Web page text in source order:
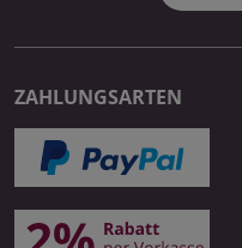
ZAHLUNGSARTEN